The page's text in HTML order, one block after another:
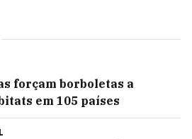
forçam borboletas a
em 105 países